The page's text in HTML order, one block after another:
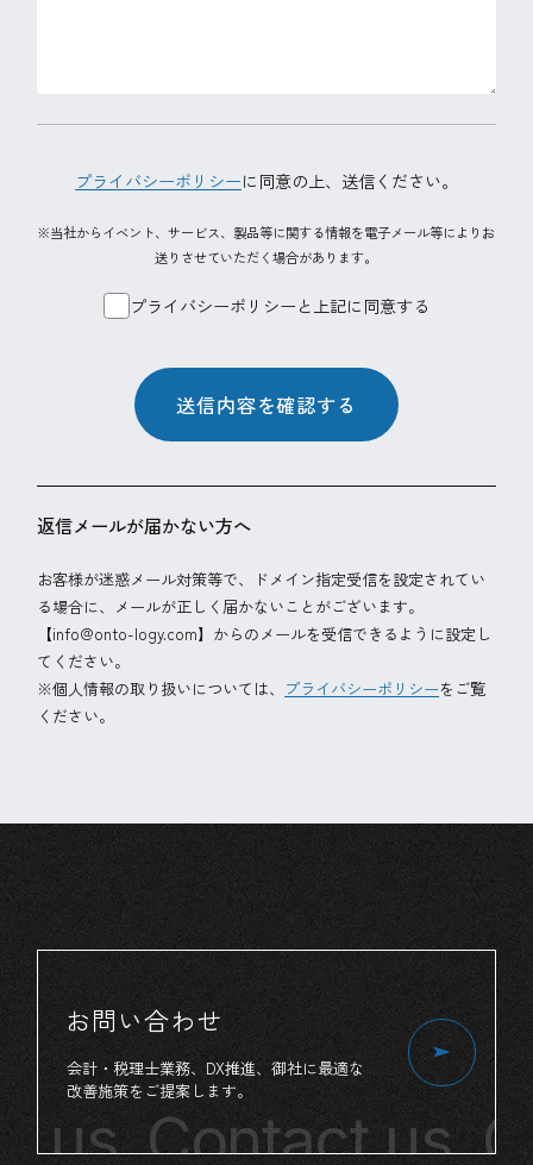
プライバシーポリシーに同意の上、 送信ください。
※当社からイベント、サービス、製品等に関する情報を電子メール等によりお
送りさせていただく場合があります。
プライバシーポリシーと上記に同意する
送信内容を確認する
返信メールが届かない方へ
お客様が迷惑メール対策等で、ドメイン指定受信を設定されてい
る場合に、メールが正しく届かないことがございます。
【info@onto-logy.com】からのメールを受信できるように設定し
てください。
※個人情報の取り扱いについては、 プライバシーポリシーをご覧
ください。
usContact us
お問い合わせ
会計・税理士業務、 DX推進、 御社に最適な
改善施策を ご提案します。